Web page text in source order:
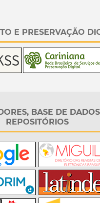
E PRESERVAÇÃO
BASE DE
REPOSITÓRIOS